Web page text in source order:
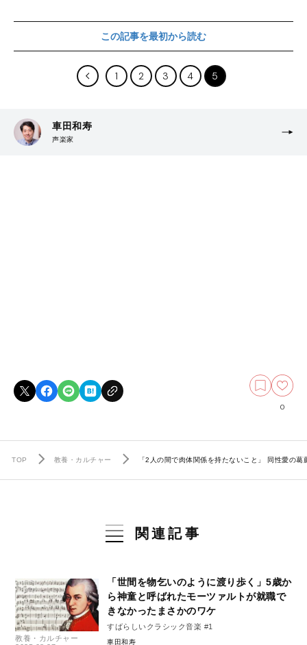
この記事を最初から読む
1 2 3 4 5
車田和寿
声楽家
0
TOP 教養・カルチャー 「2人の間で肉体関係を持たないこと」 同性愛の
関連記事
教養・カルチャー
「世間を物乞いのように渡り歩く」5歳か
ら神童と呼ばれたモーツァルトが就職で
きなかったまさかのワケ
すばらしいクラシック音楽 #1
車田和寿